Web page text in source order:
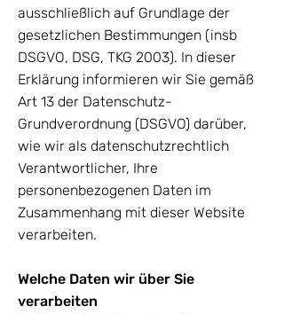
ausschließlich auf Grundlage der
gesetzlichen Bestimmungen (insb
DSGVO, DSG, TKG 2003). In dieser
Erklärung informieren wir Sie gemäß
Art 13 der Datenschutz-
Grundverordnung (DSGVO) darüber,
wie wir als datenschutzrechtlich
Verantwortlicher, Ihre
personenbezogenen Daten im
Zusammenhang mit dieser Website
verarbeiten.
Welche Daten wir über Sie
verarbeiten